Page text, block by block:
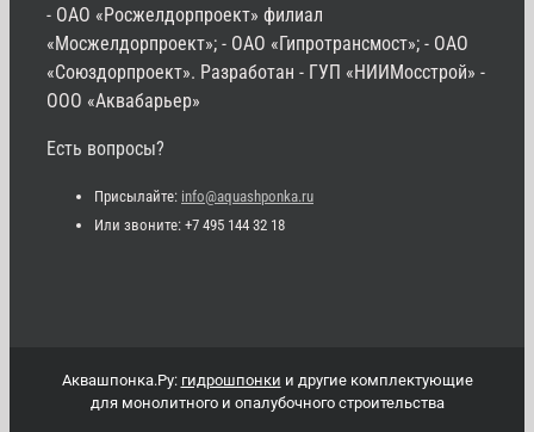
- ОАО «Росжелдорпроект» филиал
«Мосжелдорпроект»; - ОАО «Гипротрансмост»; - ОАО
«Союздорпроект». Разработан - ГУП «НИИМосстрой» -
ООО «Аквабарьер»
Есть вопросы?
Присылайте: info@aquashponka.ru
Или звоните: +7 495 144 32 18
Аквашпонка.Ру: гидрошпонки и другие комплектующие
для монолитного и опалубочного строительства